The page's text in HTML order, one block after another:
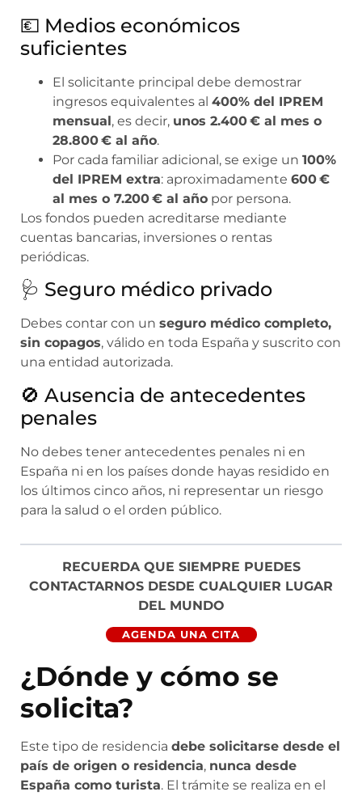
💶 Medios económicos
suficientes
El solicitante principal debe demostrar
ingresos equivalentes al 400% del IPREM
mensual, es decir, unos 2.400 € al mes o
28.800 € al año.
Por cada familiar adicional, se exige un 100%
del IPREM extra: aproximadamente 600 €
al mes o 7.200 € al año por persona.
Los fondos pueden acreditarse mediante
cuentas bancarias, inversiones o rentas
periódicas.
🩺 Seguro médico privado
Debes contar con un seguro médico completo,
sin copagos, válido en toda España y suscrito con
una entidad autorizada.
🚫 Ausencia de antecedentes
penales
No debes tener antecedentes penales ni en
España ni en los países donde hayas residido en
los últimos cinco años, ni representar un riesgo
para la salud o el orden público.
RECUERDA QUE SIEMPRE PUEDES
CONTACTARNOS DESDE CUALQUIER LUGAR
DEL MUNDO
AGENDA UNA CITA
¿Dónde y cómo se
solicita?
Este tipo de residencia debe solicitarse desde el
país de origen o residencia, nunca desde
España como turista. El trámite se realiza en el